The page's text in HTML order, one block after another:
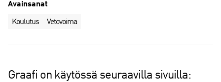
Avainsanat
Koulutus Vetovoima
Graafi on käytössä seuraavilla sivuilla: